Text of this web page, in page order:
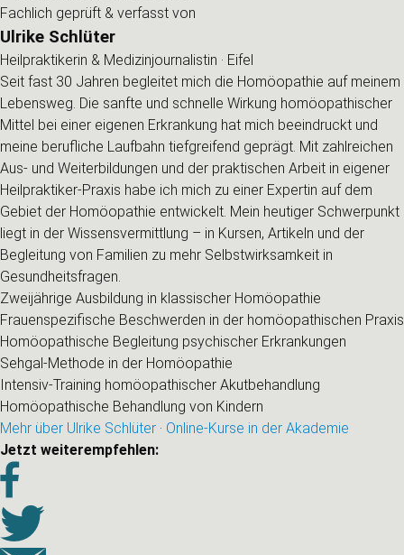
Fachlich geprüft & verfasst von
Ulrike Schlüter
Heilpraktikerin & Medizinjournalistin · Eifel
Seit fast 30 Jahren begleitet mich die Homöopathie auf meinem
Lebensweg. Die sanfte und schnelle Wirkung homöopathischer
Mittel bei einer eigenen Erkrankung hat mich beeindruckt und
meine berufliche Laufbahn tiefgreifend geprägt. Mit zahlreichen
Aus- und Weiterbildungen und der praktischen Arbeit in eigener
Heilpraktiker-Praxis habe ich mich zu einer Expertin auf dem
Gebiet der Homöopathie entwickelt. Mein heutiger Schwerpunkt
liegt in der Wissensvermittlung – in Kursen, Artikeln und der
Begleitung von Familien zu mehr Selbstwirksamkeit in
Gesundheitsfragen.
Zweijährige Ausbildung in klassischer Homöopathie
Frauenspezifische Beschwerden in der homöopathischen Praxis
Homöopathische Begleitung psychischer Erkrankungen
Sehgal-Methode in der Homöopathie
Intensiv-Training homöopathischer Akutbehandlung
Homöopathische Behandlung von Kindern
Mehr über Ulrike Schlüter · Online-Kurse in der Akademie
Jetzt weiterempfehlen: